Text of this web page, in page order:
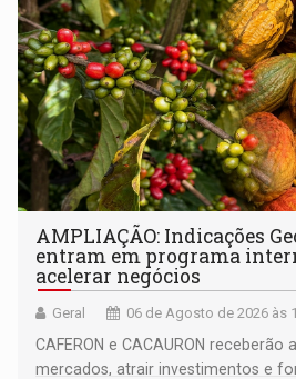
AMPLIAÇÃO: Indicações
entram em programa
acelerar negócios
Geral 06 de Agosto de 2026 às
CAFERON e CACAURON
mercados, atrair investimentos e